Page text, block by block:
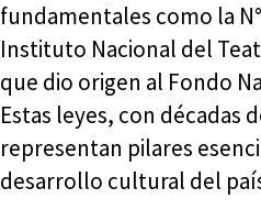
fundamentales como la
Instituto Nacional del
que dio origen al Fondo
Estas leyes, con décadas
representan pilares
desarrollo cultural del